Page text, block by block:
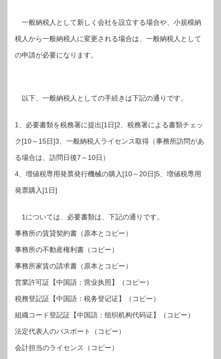
一般納税人として新しく会社を設立する場合や、小規模納
税人から一般納税人に変更される場合は、一般納税人として
の申請が必要になります。
以下、一般納税人としての手続きは下記の通りです。
1、必要書類を税務署に提出[1日]2、税務署による書類チェッ
ク[10～15日]3、一般納税人ライセンス取得（事務所訪問があ
る場合は、訪問日後7～10日）
4、増値税専用発票発行機械の購入[10～20日]5、増値税専用
発票購入[1日]
1については、必要書類は、下記の通りです。
事務所の賃貸契約書（原本とコピー）
事務所の不動産権利書（コピー）
事務所家賃の請求書（原本とコピー）
営業許可証【中国語：营业执照】（コピー）
税務登記証【中国語：税务登记证】（コピー）
組織コード登記証【中国語：组织机构代码证】（コピー）
法定代表人のパスポート（コピー）
会計担当のライセンス（コピー）